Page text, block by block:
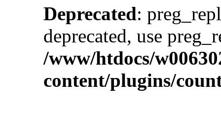
Deprecated:
deprecated, use
/www/htdocs/
content/plugins/